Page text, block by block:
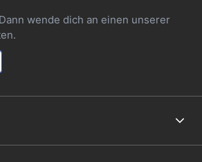
wende dich an einen unserer